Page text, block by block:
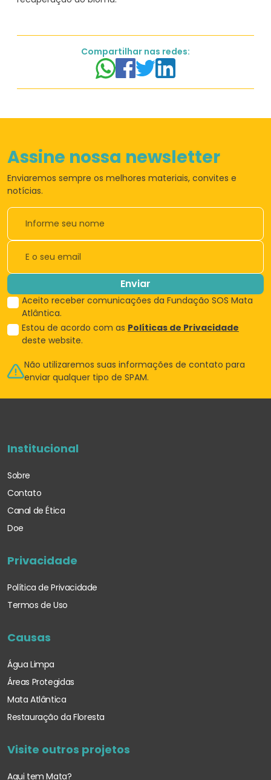
Compartilhar nas redes:
Assine nossa newsletter
Enviaremos sempre os melhores materiais, convites e
notícias.
Enviar
Aceito receber comunicações da Fundação SOS Mata
Atlântica.
Estou de acordo com as Políticas de Privacidade
deste website.
Não utilizaremos suas informações de contato para
enviar qualquer tipo de SPAM.
Institucional
Sobre
Contato
Canal de Ética
Doe
Privacidade
Política de Privacidade
Termos de Uso
Causas
Água Limpa
Áreas Protegidas
Mata Atlântica
Restauração da Floresta
Visite outros projetos
Aqui tem Mata?